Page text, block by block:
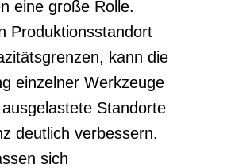
eine große Rolle.
Produktionsstandort
kann die
einzelner Werkzeuge
Standorte
deutlich verbessern.
sich